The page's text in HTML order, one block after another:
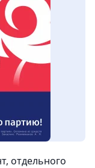
отдельного